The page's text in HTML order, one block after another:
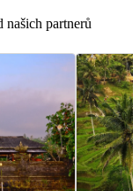
partnerů